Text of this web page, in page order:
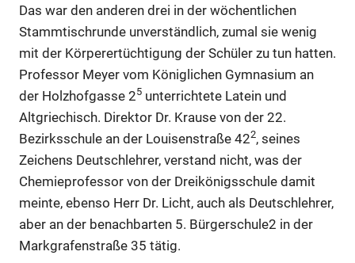
Anzeige
Anzeige
Das war den anderen drei in der wöchentlichen
Stammtischrunde unverständlich, zumal sie wenig
mit der Körperertüchtigung der Schüler zu tun hatten.
Professor Meyer vom Königlichen Gymnasium an
der Holzhofgasse 25 unterrichtete Latein und
Altgriechisch. Direktor Dr. Krause von der 22.
Bezirksschule an der Louisenstraße 422, seines
Zeichens Deutschlehrer, verstand nicht, was der
Chemieprofessor von der Dreikönigsschule damit
meinte, ebenso Herr Dr. Licht, auch als Deutschlehrer,
aber an der benachbarten 5. Bürgerschule2 in der
Markgrafenstraße 35 tätig.